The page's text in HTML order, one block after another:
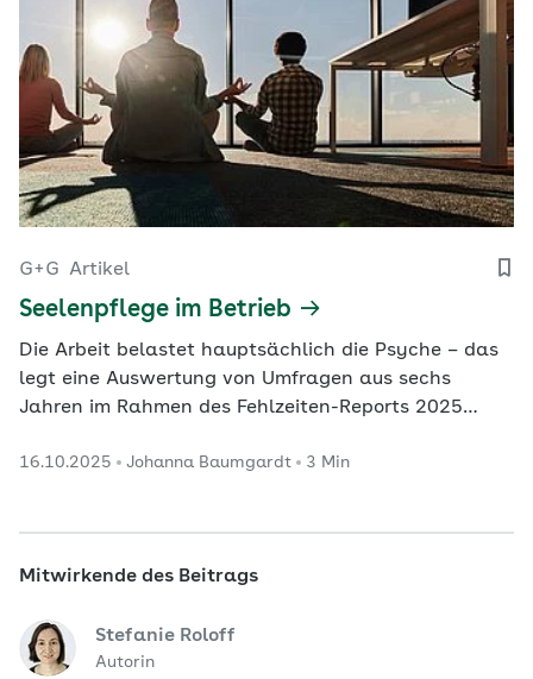
G+G Artikel
Seelenpflege im Betrieb
Die Arbeit belastet hauptsächlich die Psyche – das
legt eine Auswertung von Umfragen aus sechs
Jahren im Rahmen des Fehlzeiten-Reports 2025
können Arbeitgeber gegensteuern.
16.10.2025 Johanna Baumgardt 3 Min
Mitwirkende des Beitrags
Stefanie Roloff
Autorin